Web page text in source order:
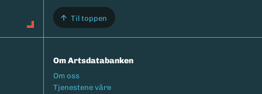
Til toppen
Om Artsdatabanken
Footermeny
Om oss
Tjenestene våre